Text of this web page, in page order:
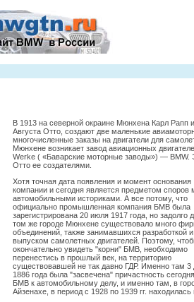
В 1913 на северной окраине Мюнхена Карл Рапп
Августа Отто, создают две маленькие
многочисленные заказы на двигатели для
Мюнхене возникает завод авиационных
Werke ( «Баварские моторные заводы») — BMW.
Отто ее создателями.
Хотя точная дата появления и момент основания
компании и сегодня является предметом споров
автомобильными историками. А все потому, что
официально промышленная компания БМВ была
зарегистрирована 20 июля 1917 года, но задолго
том же городе Мюнхене существовало много
объединений, также занимавшихся разработкой и
выпуском самолетных двигателей. Поэтому,
окончательно увидеть "корни" БМВ, необходимо
перенестись в прошлый век, на территорию
существовавшей не так давно ГДР. Именно там 3
1886 года была "засвечена" причастность
БМВ к автомобильному делу, и именно там, в
Айзенахе, в период с 1928 по 1939 гг.